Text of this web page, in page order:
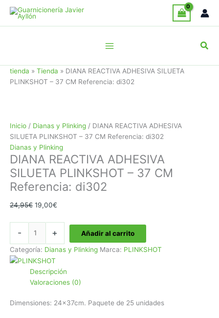
contenido
tienda » Tienda » DIANA REACTIVA ADHESIVA SILUETA
PLINKSHOT – 37 CM Referencia: di302
¡Oferta!
Inicio / Dianas y Plinking / DIANA REACTIVA ADHESIVA
SILUETA PLINKSHOT – 37 CM Referencia: di302
Dianas y Plinking
DIANA REACTIVA ADHESIVA
SILUETA PLINKSHOT – 37 CM
Referencia: di302
24,95€ El
era:
24,95€.
19,00€
actual
19,00€.
-
REACTIVA
ADHESIVA
SILUETA
PLINKSHOT
CM
+ Añadir al carrito
Categoría: Dianas y Plinking Marca: PLINKSHOT
Descripción
Valoraciones (0)
Dimensiones: 24x37cm. Paquete de 25 unidades
¡Oferta!
¡Oferta!